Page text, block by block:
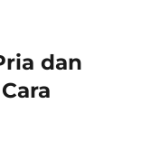
dan